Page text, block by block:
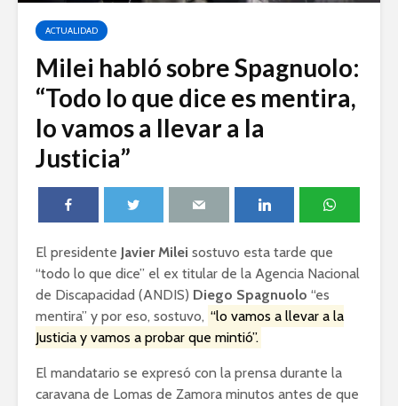
ACTUALIDAD
Milei habló sobre Spagnuolo:
“Todo lo que dice es mentira,
lo vamos a llevar a la
Justicia”
El presidente Javier Milei sostuvo esta tarde que
“todo lo que dice” el ex titular de la Agencia Nacional
de Discapacidad (ANDIS) Diego Spagnuolo “es
mentira” y por eso, sostuvo, “lo vamos a llevar a la
Justicia y vamos a probar que mintió”.
El mandatario se expresó con la prensa durante la
caravana de Lomas de Zamora minutos antes de que